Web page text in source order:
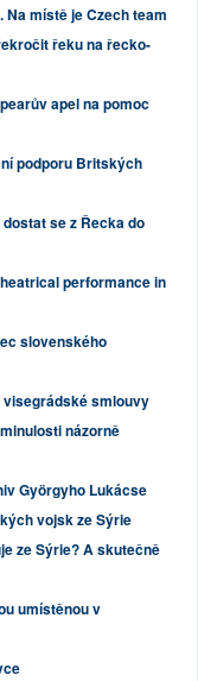
místě je Czech team
řeku na řecko-
apel na pomoc
podporu Britských
se z Řecka do
performance in
slovenského
smlouvy
názorně
Györgyho Lukácse
vojsk ze Sýrie
ze Sýrie? A skutečně
umístěnou v